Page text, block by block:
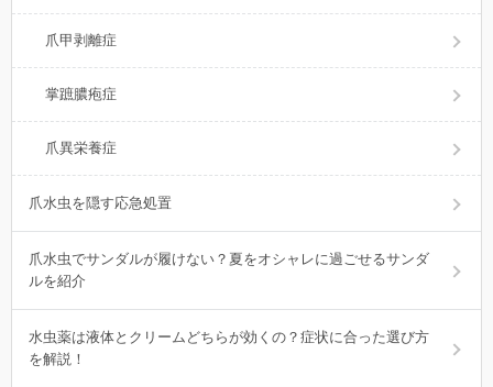
爪甲剥離症
掌蹠膿疱症
爪異栄養症
爪水虫を隠す応急処置
爪水虫でサンダルが履けない？夏をオシャレに過ごせるサンダ
ルを紹介
水虫薬は液体とクリームどちらが効くの？症状に合った選び方
を解説！